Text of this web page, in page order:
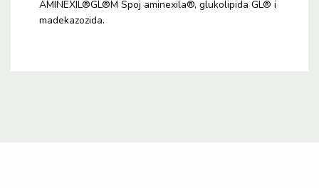
AMINEXIL®GL®M Spoj aminexila®, glukolipida GL® i
madekazozida.